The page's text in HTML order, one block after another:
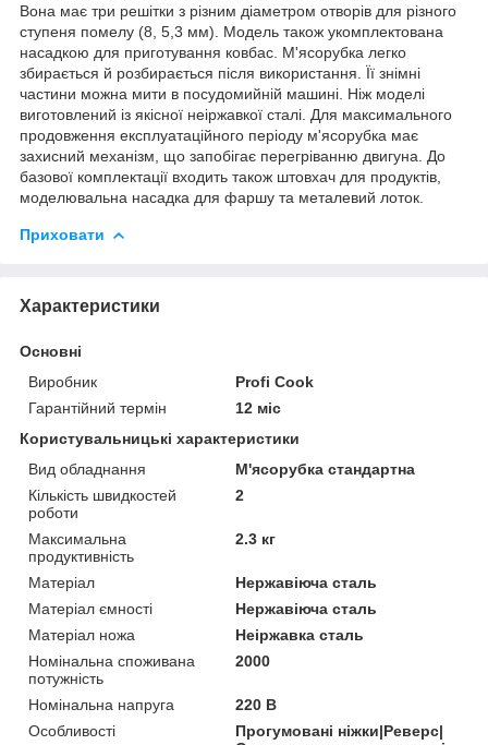
Вона має три решітки з різним діаметром отворів для різного
ступеня помелу (8, 5,3 мм). Модель також укомплектована
насадкою для приготування ковбас. М'ясорубка легко
збирається й розбирається після використання. Її знімні
частини можна мити в посудомийній машині. Ніж моделі
виготовлений із якісної неіржавкої сталі. Для максимального
продовження експлуатаційного періоду м'ясорубка має
захисний механізм, що запобігає перегріванню двигуна. До
базової комплектації входить також штовхач для продуктів,
моделювальна насадка для фаршу та металевий лоток.
Приховати
Характеристики
Основні
Виробник
Profi Cook
Гарантійний термін
12 міс
Користувальницькі характеристики
Вид обладнання
М'ясорубка стандартна
Кількість швидкостей
роботи
2
Максимальна
продуктивність
2.3 кг
Матеріал
Нержавіюча сталь
Матеріал ємності
Нержавіюча сталь
Матеріал ножа
Неіржавка сталь
Номінальна споживана
потужність
2000
Номінальна напруга
220 В
Особливості
Прогумовані ніжки|Реверс|